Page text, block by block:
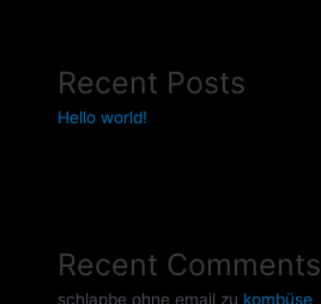
Recent Posts
Hello world!
Recent Comments
schlapbe ohne email zu kombüse